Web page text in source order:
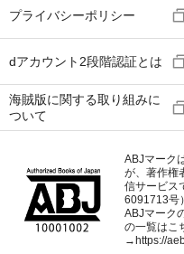
プライバシーポリシー
dアカウント2段階認証とは
海賊版に関する取り組みに
ついて
ABJマーク
が、著作権
信サービス
6091713号
ABJマーク
の一覧はこ
→ https://